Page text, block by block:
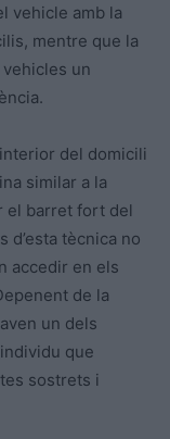
vehicle amb la
mentre que la
un
del domicili
similar a la
el barret fort del
d’esta tècnica no
accedir en els
de la
un dels
que
sostrets i